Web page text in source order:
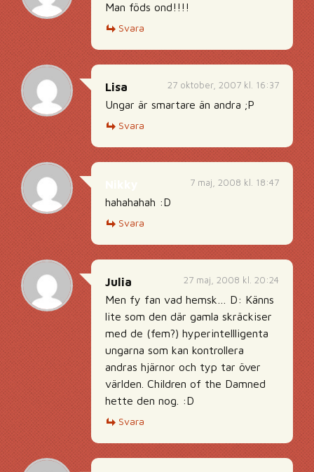
Man föds ond!!!!
Svara
27 oktober, 2007 kl. 16:37
Lisa
Ungar är smartare än andra ;P
Svara
7 maj, 2008 kl. 18:47
hahahahah :D
Svara
27 maj, 2008 kl. 20:24
Julia
Men fy fan vad hemsk… D: Känns
lite som den där gamla skräckiser
med de (fem?) hyperintellligenta
ungarna som kan kontrollera
andras hjärnor och typ tar över
världen. Children of the Damned
hette den nog. :D
Svara